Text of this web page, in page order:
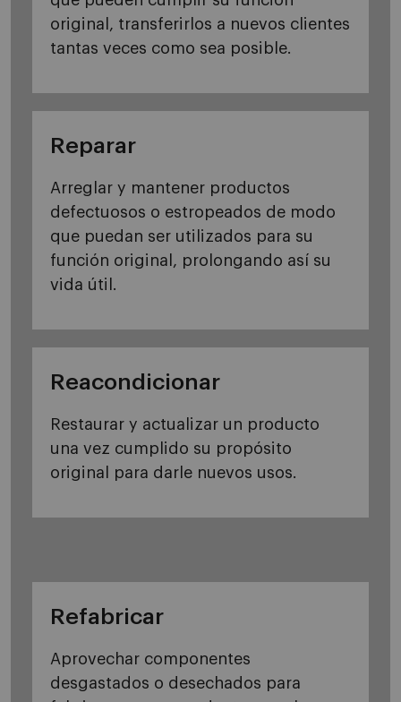
original, transferirlos a nuevos clientes
tantas veces como sea posible.
Reparar
Arreglar y mantener productos
defectuosos o estropeados de modo
que puedan ser utilizados para su
función original, prolongando así su
vida útil.
Reacondicionar
Restaurar y actualizar un producto
una vez cumplido su propósito
original para darle nuevos usos.
Refabricar
Aprovechar componentes
desgastados o desechados para